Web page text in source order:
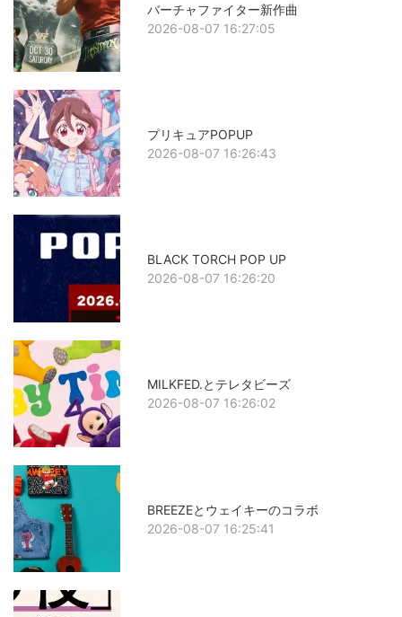
バーチャファイター新作曲
2026-08-07 16:27:05
プリキュアPOPUP
2026-08-07 16:26:43
BLACK TORCH POP UP
2026-08-07 16:26:20
MILKFED.とテレタビーズ
2026-08-07 16:26:02
BREEZEとウェイキーのコラボ
2026-08-07 16:25:41